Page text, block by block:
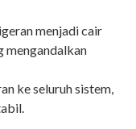
menjadi cair
mengandalkan
ke seluruh sistem,